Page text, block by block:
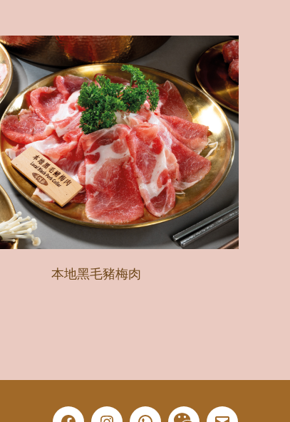
本地黑毛豬梅肉